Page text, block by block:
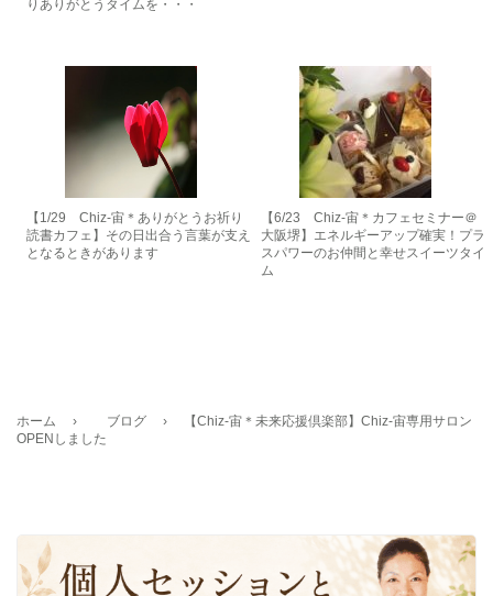
りありがとうタイムを・・・
【1/29 Chiz-宙＊ありがとうお祈り
読書カフェ】その日出合う言葉が支え
となるときがあります
【6/23 Chiz-宙＊カフェセミナー＠
大阪堺】エネルギーアップ確実！プラ
スパワーのお仲間と幸せスイーツタイ
ム
ホーム › ブログ ›
【Chiz-宙＊未来応援倶楽部】Chiz-宙専用サロン
OPENしました